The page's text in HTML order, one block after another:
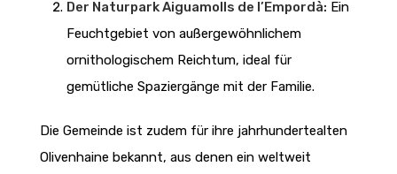
Der Naturpark Aiguamolls de l’Empordà: Ein
Feuchtgebiet von außergewöhnlichem
ornithologischem Reichtum, ideal für
gemütliche Spaziergänge mit der Familie.
Die Gemeinde ist zudem für ihre jahrhundertealten
Olivenhaine bekannt, aus denen ein weltweit